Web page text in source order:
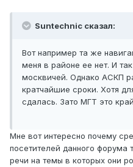
Suntechnic сказал:
Вот например та же
меня в районе ее нет. И
москвичей. Однако АСКП
кратчайшие сроки. Хотя
сдалась. Зато МГТ это
Мне вот интересно почему
посетителей данного форума
речи на темы в которых они